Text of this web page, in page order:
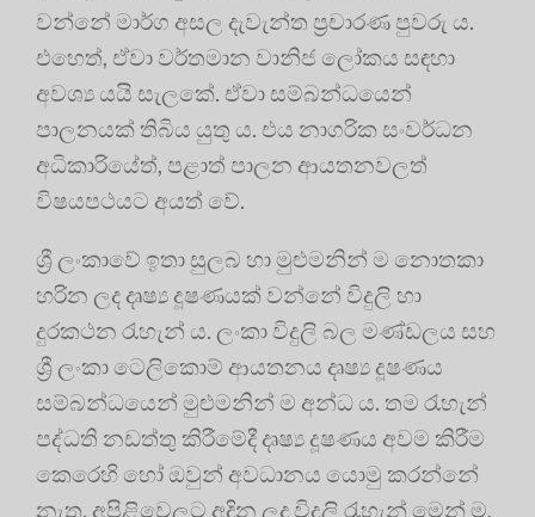
වන්නේ මාර්ග අසල දැවැන්ත ප්‍රචාරණ පුවරු ය.
එහෙත්, ඒවා වර්තමාන වානිජ ලෝකය සඳහා
අවශ්‍ය යයි සැලකේ. ඒවා සම්බන්ධයෙන්
පාලනයක් තිබිය යුතු ය. එය නාගරික සංවර්ධන
අධිකාරියේත්, පළාත් පාලන ආයතනවලත්
විෂයපථයට අයත් වේ.
ශ්‍රී ලංකාවේ ඉතා සුලබ හා මුළුමනින් ම නොතකා
හරින ලද දෘෂ්‍ය දූෂණයක් වන්නේ විදුලි හා
දුරකථන රැහැන් ය. ලංකා විදුලි බල මණ්ඩලය සහ
ශ්‍රී ලංකා ටෙලිකොම් ආයතනය දෘෂ්‍ය දූෂණය
සම්බන්ධයෙන් මුළුමනින් ම අන්ධ ය. තම රැහැන්
පද්ධති නඩත්තු කිරීමේදී දෘෂ්‍ය දූෂණය අවම කිරීම
කෙරෙහි හෝ ඔවුන් අවධානය යොමු කරන්නේ
නැත. අපිළිවෙලට අදින ලද විදුලි රැහැන් මෙන් ම,